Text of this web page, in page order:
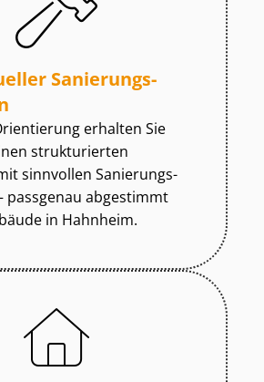
Sa­nie­rungs­
erhalten Sie
strukturierten
sinnvollen Sa­nie­rungs­
passgenau abgestimmt
in Hahnheim.